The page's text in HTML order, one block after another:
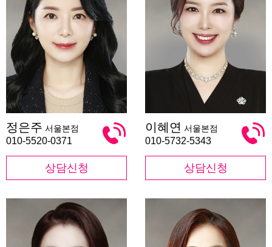
은
주
정은주 서울본점
010-5520-0371
상담신청
혜
연
이혜연 서울본점
010-5732-5343
상담신청